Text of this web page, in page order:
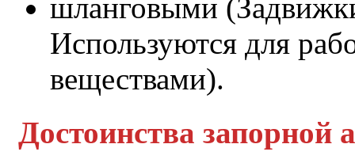
шланговыми
Используются для
веществами).
Достоинства запорной